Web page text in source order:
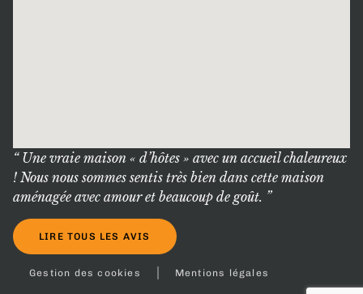
“ Une vraie maison « d’hôtes » avec un accueil chaleureux
! Nous nous sommes sentis très bien dans cette maison
aménagée avec amour et beaucoup de goût. ”
LIRE TOUS LES AVIS
Gestion des cookies Mentions légales